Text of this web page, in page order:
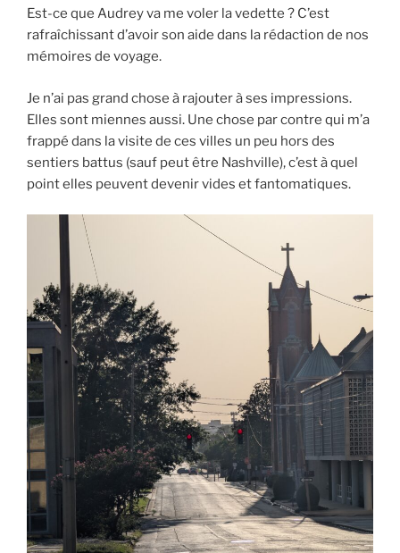
Est-ce que Audrey va me voler la vedette ? C’est
rafraîchissant d’avoir son aide dans la rédaction de nos
mémoires de voyage.
Je n’ai pas grand chose à rajouter à ses impressions.
Elles sont miennes aussi. Une chose par contre qui m’a
frappé dans la visite de ces villes un peu hors des
sentiers battus (sauf peut être Nashville), c’est à quel
point elles peuvent devenir vides et fantomatiques.